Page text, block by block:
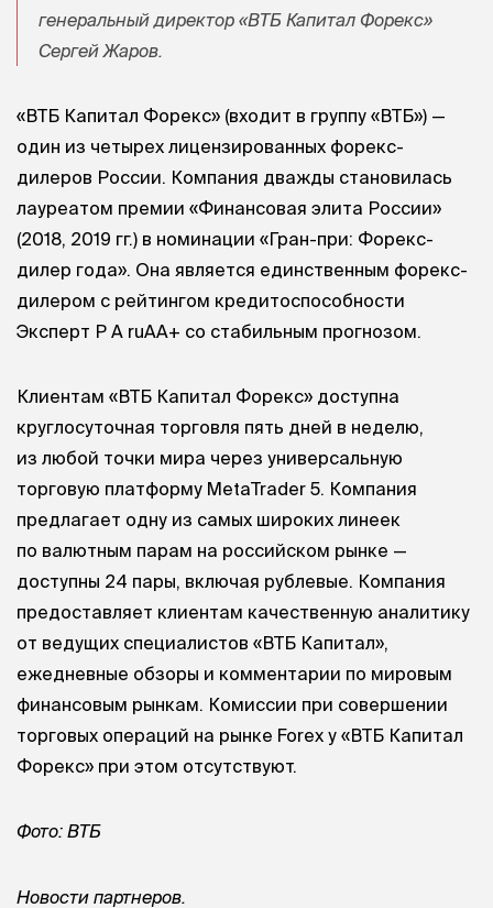
генеральный директор «ВТБ Капитал Форекс»
Сергей Жаров.
«ВТБ Капитал Форекс» (входит в группу «ВТБ») —
один из четырех лицензированных форекс-
дилеров России. Компания дважды становилась
лауреатом премии «Финансовая элита России»
(2018, 2019 гг.) в номинации «Гран-при: Форекс-
дилер года». Она является единственным форекс-
дилером с рейтингом кредитоспособности
Эксперт Р А ruAA+ со стабильным прогнозом.
Клиентам «ВТБ Капитал Форекс» доступна
круглосуточная торговля пять дней в неделю,
из любой точки мира через универсальную
торговую платформу MetaTrader 5. Компания
предлагает одну из самых широких линеек
по валютным парам на российском рынке —
доступны 24 пары, включая рублевые. Компания
предоставляет клиентам качественную аналитику
от ведущих специалистов «ВТБ Капитал»,
ежедневные обзоры и комментарии по мировым
финансовым рынкам. Комиссии при совершении
торговых операций на рынке Forex у «ВТБ Капитал
Форекс» при этом отсутствуют.
Фото: ВТБ
Новости партнеров.